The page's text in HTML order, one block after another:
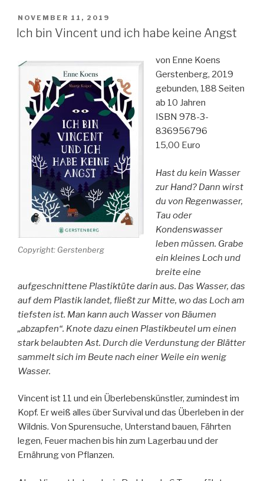
VERÖFFENTLICHT
AM
NOVEMBER 11, 2019
Ich bin Vincent und ich habe keine Angst
Copyright: Gerstenberg
von Enne Koens
Gerstenberg, 2019
gebunden, 188 Seiten
ab 10 Jahren
ISBN 978-3-
836956796
15,00 Euro
Hast du kein Wasser
zur Hand? Dann wirst
du von Regenwasser,
Tau oder
Kondenswasser
leben müssen. Grabe
ein kleines Loch und
breite eine
aufgeschnittene Plastiktüte darin aus. Das Wasser, das
auf dem Plastik landet, fließt zur Mitte, wo das Loch am
tiefsten ist. Man kann auch Wasser von Bäumen
„abzapfen“. Knote dazu einen Plastikbeutel um einen
stark belaubten Ast. Durch die Verdunstung der Blätter
sammelt sich im Beute nach einer Weile ein wenig
Wasser.
Vincent ist 11 und ein Überlebenskünstler, zumindest im
Kopf. Er weiß alles über Survival und das Überleben in der
Wildnis. Von Spurensuche, Unterstand bauen, Fährten
legen, Feuer machen bis hin zum Lagerbau und der
Ernährung von Pflanzen.